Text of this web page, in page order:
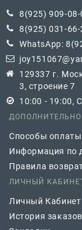
8(925) 909-08-
8(925) 031-66-
WhatsApp:
129337 г.
3, строение 7
10:00 - 19:00,
ДОПОЛНИТЕЛЬНО
Способы оплаты
Информация по
Правила
ЛИЧНЫЙ
Личный Кабинет
История заказов